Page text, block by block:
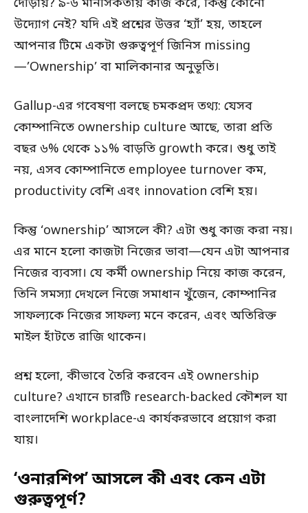
উদ্যোগ নেই? যদি এই প্রশ্নের উত্তর ‘হ্যাঁ’ হয়, তাহলে
আপনার টিমে একটা গুরুত্বপূর্ণ জিনিস missing
—’Ownership’ বা মালিকানার অনুভূতি।
Gallup-এর গবেষণা বলছে চমকপ্রদ তথ্য: যেসব
কোম্পানিতে ownership culture আছে, তারা প্রতি
বছর ৬% থেকে ১১% বাড়তি growth করে। শুধু তাই
নয়, এসব কোম্পানিতে employee turnover কম,
productivity বেশি এবং innovation বেশি হয়।
কিন্তু ‘ownership’ আসলে কী? এটা শুধু কাজ করা নয়।
এর মানে হলো কাজটা নিজের ভাবা—যেন এটা আপনার
নিজের ব্যবসা। যে কর্মী ownership নিয়ে কাজ করেন,
তিনি সমস্যা দেখলে নিজে সমাধান খুঁজেন, কোম্পানির
সাফল্যকে নিজের সাফল্য মনে করেন, এবং অতিরিক্ত
মাইল হাঁটতে রাজি থাকেন।
প্রশ্ন হলো, কীভাবে তৈরি করবেন এই ownership
culture? এখানে চারটি research-backed কৌশল যা
বাংলাদেশি workplace-এ কার্যকরভাবে প্রয়োগ করা
যায়।
‘ওনারশিপ’ আসলে কী এবং কেন এটা
গুরুত্বপূর্ণ?